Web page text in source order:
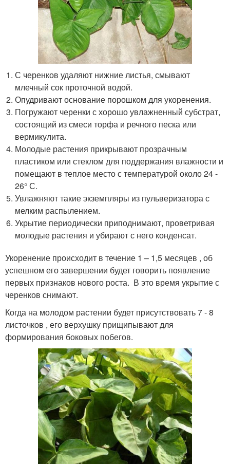
С черенков удаляют нижние листья, смывают
млечный сок проточной водой.
Опудривают основание порошком для укоренения.
Погружают черенки с хорошо увлажненный субстрат,
состоящий из смеси торфа и речного песка или
вермикулита.
Молодые растения прикрывают прозрачным
пластиком или стеклом для поддержания влажности и
помещают в теплое место с температурой около 24 -
26° С.
Увлажняют такие экземпляры из пульверизатора с
мелким распылением.
Укрытие периодически приподнимают, проветривая
молодые растения и убирают с него конденсат.
Укоренение происходит в течение 1 – 1,5 месяцев , об
успешном его завершении будет говорить появление
первых признаков нового роста. В это время укрытие с
черенков снимают.
Когда на молодом растении будет присутствовать 7 - 8
листочков , его верхушку прищипывают для
формирования боковых побегов.